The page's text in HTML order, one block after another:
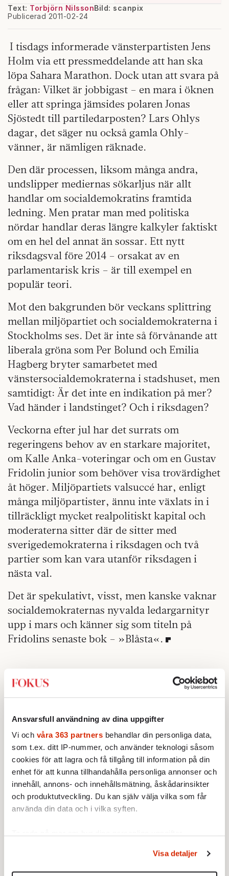
Ansvarsfull användning av dina uppgifter
Vi och våra 363 partners behandlar din personliga data,
som t.ex. ditt IP-nummer, och använder teknologi såsom
cookies för att lagra och få tillgång till information på din
enhet för att kunna tillhandahålla personliga annonser och
innehåll, annons- och innehållsmätning, åskådarinsikter
och produktutveckling. Du kan själv välja vilka som får
använda din data och i vilka syften.
Du kan ändra eller dra tillbaka ditt samtycke när som
helst från cookie-förklaringen.
Visa detaljer
Text: Torbjörn Nilsson
Publicerad 2011-02-24
Bild: scanpix
I tisdags informerade väns­terpartisten Jens
Holm via ett pressmeddelande att han ska
löpa Sahara Marathon. Dock utan att svara på
frågan: Vilket är jobbi­gast – en mara i öknen
eller att springa jämsides polaren Jonas
Sjöstedt till partiledarposten? Lars Ohlys
dagar, det säger nu också gamla Ohly-
vänner, är nämligen räknade.
Den där processen, liksom många andra,
undslipper mediernas sökarljus när allt
handlar om socialdemokratins framtida
ledning. Men pratar man med politiska
nördar handlar deras längre kalkyler faktiskt
om en hel del annat än sossar. Ett nytt
riksdagsval före 2014 – orsakat av en
parlamentarisk kris – är till exempel en
populär teori.
Mot den bakgrunden bör veckans splittring
mellan miljöpartiet och socialdemokraterna i
Stockholms ses. Det är inte så förvånande att
liberala gröna som Per Bolund och Emilia
Hagberg bryter samarbetet med
vänstersocial­demokraterna i stadshuset, men
samtidigt: Är det inte en indikation på mer?
Vad händer i landstinget? Och i riksdagen?
Veckorna efter jul har det surrats om
regeringens behov av en starkare majoritet,
om Kalle Anka-voteringar och om en Gustav
Fridolin junior som behöver visa trovärdighet
åt höger. Miljöpartiets valsuccé har, enligt
många miljöpartister, ännu inte växlats in i
tillräckligt mycket realpolitiskt kapital och
moderaterna sitter där de sitter med
sverigedemokraterna i riksdagen och två
partier som kan vara utanför riksdagen i
nästa val.
Det är spekulativt, visst, men kanske vaknar
socialdemokraternas nyvalda ledargarnityr
upp i mars och känner sig som titeln på
Fridolins senaste bok – »Blåsta«.